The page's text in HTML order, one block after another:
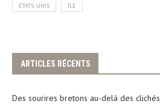
ÉTATS-UNIS ÎLE
ARTICLES RÉCENTS
Des sourires bretons au-delà des clichés